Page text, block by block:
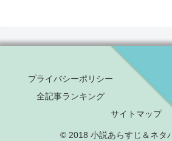
プライバシーポリシー
全記事ランキング
サイトマップ
© 2018 小説あらすじ＆ネタ